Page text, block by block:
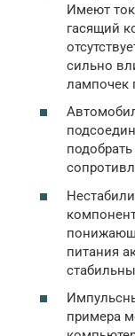
Имеют
гасящий
сильно
лампочек
питания
примера